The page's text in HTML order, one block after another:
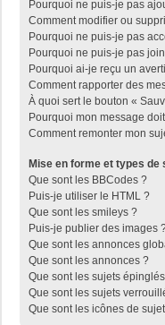
Pourquoi ne puis-je pas
Comment modifier ou
Pourquoi ne puis-je pas
Pourquoi ne puis-je pas
Pourquoi ai-je reçu un
Comment rapporter des
À quoi sert le bouton «
Pourquoi mon message
Comment remonter mon
Mise en forme et types de
Que sont les BBCodes ?
Puis-je utiliser le HTML ?
Que sont les smileys ?
Puis-je publier des images
Que sont les annonces
Que sont les annonces ?
Que sont les sujets
Que sont les sujets
Que sont les icônes de